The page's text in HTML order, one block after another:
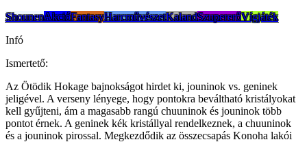
ShounenAkcióFantasyHarcművészetKalandSzupererőVígjáték
Infó
Ismertető:
Az Ötödik Hokage bajnokságot hirdet ki, jouninok vs. geninek
jeligével. A verseny lényege, hogy pontokra beváltható kristályokat
kell gyűjteni, ám a magasabb rangú chuuninok és jouninok több
pontot érnek. A geninek kék kristállyal rendelkeznek, a chuuninok
és a jouninok pirossal. Megkezdődik az összecsapás Konoha lakói